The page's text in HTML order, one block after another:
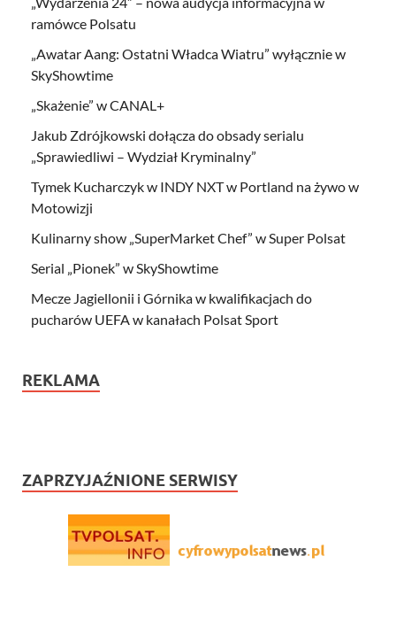
ramówce Polsatu
„Awatar Aang: Ostatni Władca Wiatru” wyłącznie w
SkyShowtime
„Skażenie” w CANAL+
Jakub Zdrójkowski dołącza do obsady serialu
„Sprawiedliwi – Wydział Kryminalny”
Tymek Kucharczyk w INDY NXT w Portland na żywo w
Motowizji
Kulinarny show „SuperMarket Chef” w Super Polsat
Serial „Pionek” w SkyShowtime
Mecze Jagiellonii i Górnika w kwalifikacjach do
pucharów UEFA w kanałach Polsat Sport
REKLAMA
ZAPRZYJAŹNIONE SERWISY